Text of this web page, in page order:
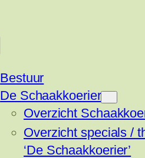
Bestuur
De Schaakkoerier
Overzicht
Overzicht specials /
‘De Schaakkoerier’